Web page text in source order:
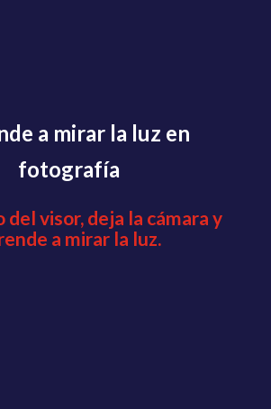
a mirar la luz en
fotografía
del visor, deja la cámara y
a mirar la luz.